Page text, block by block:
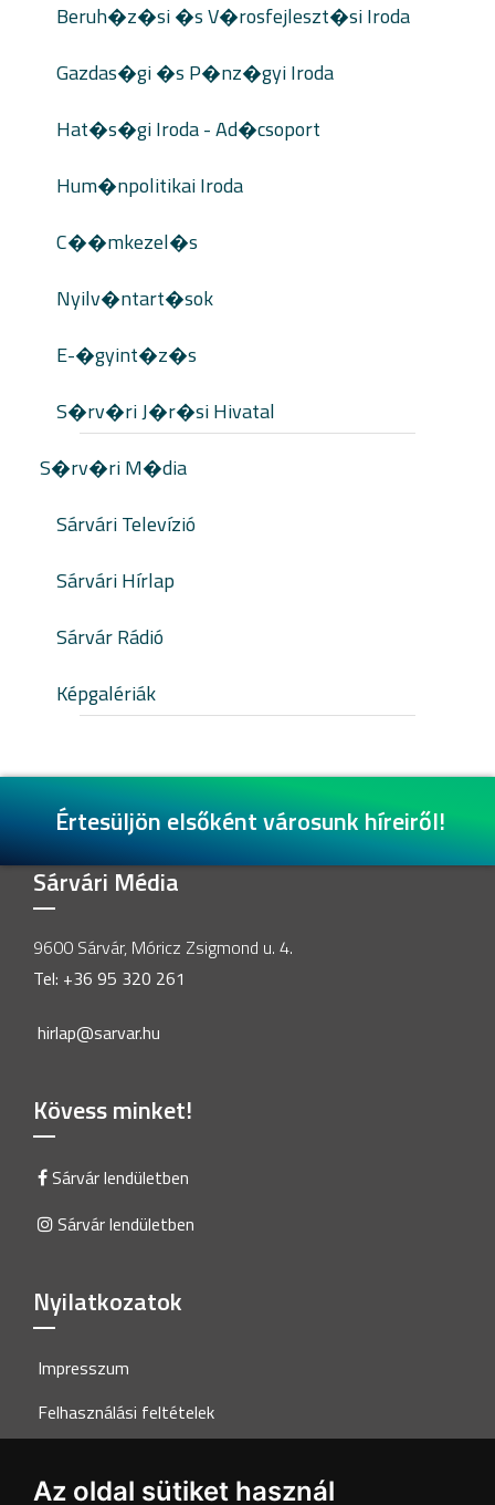
Az oldal sütiket használ
Beruh�z�si �s V�rosfejleszt�si Iroda
Gazdas�gi �s P�nz�gyi Iroda
Hat�s�gi Iroda - Ad�csoport
Hum�npolitikai Iroda
C��mkezel�s
Nyilv�ntart�sok
E-�gyint�z�s
S�rv�ri J�r�si Hivatal
S�rv�ri M�dia
Sárvári Televízió
Sárvári Hírlap
Sárvár Rádió
Képgalériák
Értesüljön elsőként városunk híreiről!
Sárvári Média
9600 Sárvár, Móricz Zsigmond u. 4.
Tel: +36 95 320 261
hirlap@sarvar.hu
Kövess minket!
Sárvár lendületben
Sárvár lendületben
Nyilatkozatok
Impresszum
Felhasználási feltételek